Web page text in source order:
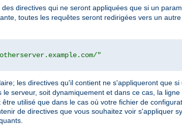
des directives qui ne seront appliquées que si un
toutes les requêtes seront redirigées vers un
"
les directives qu'il contient ne s'appliqueront que
serveur, soit dynamiquement et dans ce cas, la ligne
utilisé que dans le cas où votre fichier de
de directives que vous souhaitez voir s'appliquer